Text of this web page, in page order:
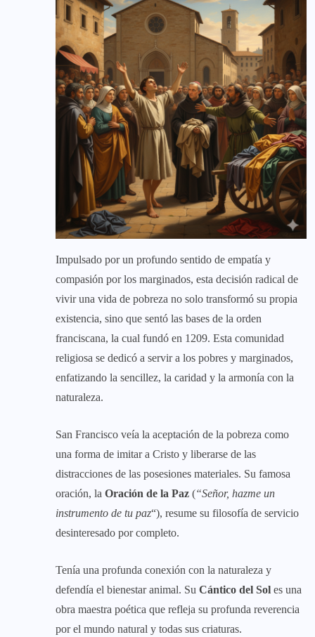
Impulsado por un profundo sentido de empatía y
compasión por los marginados, esta decisión radical de
vivir una vida de pobreza no solo transformó su propia
existencia, sino que sentó las bases de la orden
franciscana, la cual fundó en 1209. Esta comunidad
religiosa se dedicó a servir a los pobres y marginados,
enfatizando la sencillez, la caridad y la armonía con la
naturaleza.
San Francisco veía la aceptación de la pobreza como
una forma de imitar a Cristo y liberarse de las
distracciones de las posesiones materiales. Su famosa
oración, la Oración de la Paz (“Señor, hazme un
instrumento de tu paz“), resume su filosofía de servicio
desinteresado por completo.
Tenía una profunda conexión con la naturaleza y
defendía el bienestar animal. Su Cántico del Sol es una
obra maestra poética que refleja su profunda reverencia
por el mundo natural y todas sus criaturas.